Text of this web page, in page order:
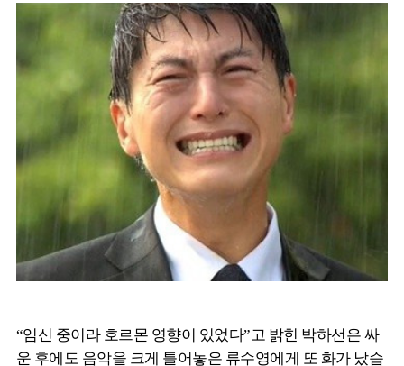
“임신 중이라 호르몬 영향이 있었다”고 밝힌 박하선은 싸
운 후에도 음악을 크게 틀어놓은 류수영에게 또 화가 났습